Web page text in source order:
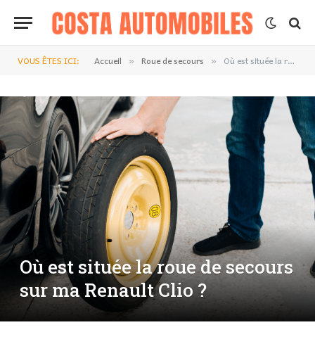
VOUS ÊTES ICI: Accueil » Roue de secours » Où est située la roue de secours sur ma Renault Clio ?
Où est située la roue de secours
sur ma Renault Clio ?